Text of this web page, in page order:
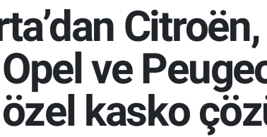
Citroën,
ve
kasko